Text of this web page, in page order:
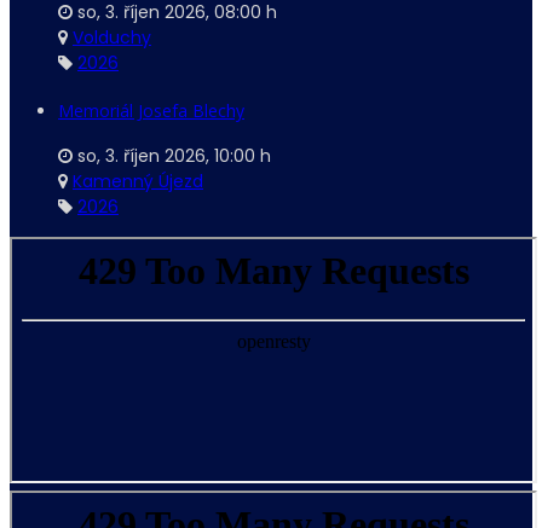
so, 3. říjen 2026, 08:00 h
Volduchy
2026
Memoriál Josefa Blechy
so, 3. říjen 2026, 10:00 h
Kamenný Újezd
2026